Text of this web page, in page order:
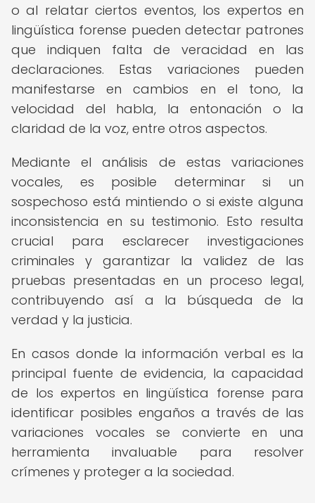
o al relatar ciertos eventos, los expertos en
lingüística forense pueden detectar patrones
que indiquen falta de veracidad en las
declaraciones. Estas variaciones pueden
manifestarse en cambios en el tono, la
velocidad del habla, la entonación o la
claridad de la voz, entre otros aspectos.
Mediante el análisis de estas variaciones
vocales, es posible determinar si un
sospechoso está mintiendo o si existe alguna
inconsistencia en su testimonio. Esto resulta
crucial para esclarecer investigaciones
criminales y garantizar la validez de las
pruebas presentadas en un proceso legal,
contribuyendo así a la búsqueda de la
verdad y la justicia.
En casos donde la información verbal es la
principal fuente de evidencia, la capacidad
de los expertos en lingüística forense para
identificar posibles engaños a través de las
variaciones vocales se convierte en una
herramienta invaluable para resolver
crímenes y proteger a la sociedad.